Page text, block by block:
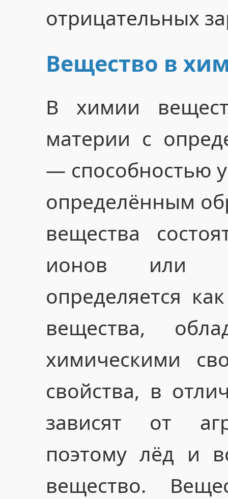
отрицательных
Вещество в
В химии
материи с
— способностью
определённым
вещества
ионов или
определяется
вещества,
химическими
свойства, в
зависят от
поэтому лёд и
вещество.